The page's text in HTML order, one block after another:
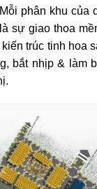
phân khu của
sự giao thoa
trúc tinh hoa
bắt nhịp & làm